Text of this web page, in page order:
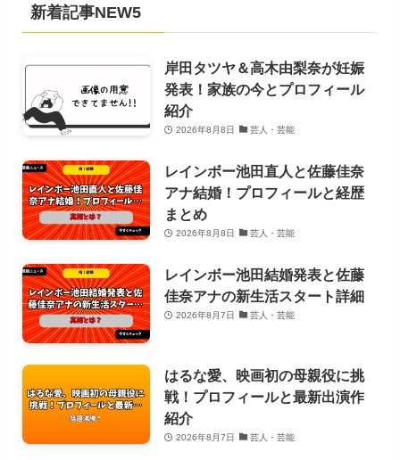
新着記事NEW5
岸田タツヤ＆高木由梨奈が妊娠
発表！家族の今とプロフィール
紹介
2026年8月8日 芸人・芸能
レインボー池田直人と佐藤佳奈
アナ結婚！プロフィールと経歴
まとめ
2026年8月8日 芸人・芸能
レインボー池田結婚発表と佐藤
佳奈アナの新生活スタート詳細
2026年8月7日 芸人・芸能
はるな愛、映画初の母親役に挑
戦！プロフィールと最新出演作
紹介
2026年8月7日 芸人・芸能